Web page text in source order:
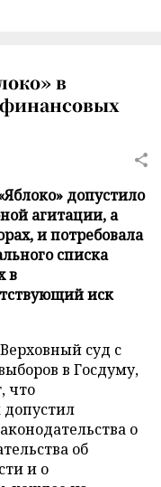
в
допустило
агитации, а
и потребовала
списка
в
иск
суд с
в Госдуму,
что
о
об
и о